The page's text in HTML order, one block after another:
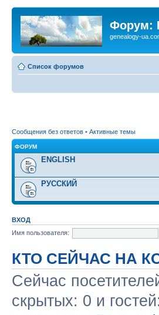
Форум:
genealogy-
Список форумов
Сообщения без ответов • Активные темы
ФОРУМ
ENGLISH
РУССКИЙ
ВХОД
Имя пользователя:
КТО СЕЙЧАС НА
Сейчас
скрытых: 0 и